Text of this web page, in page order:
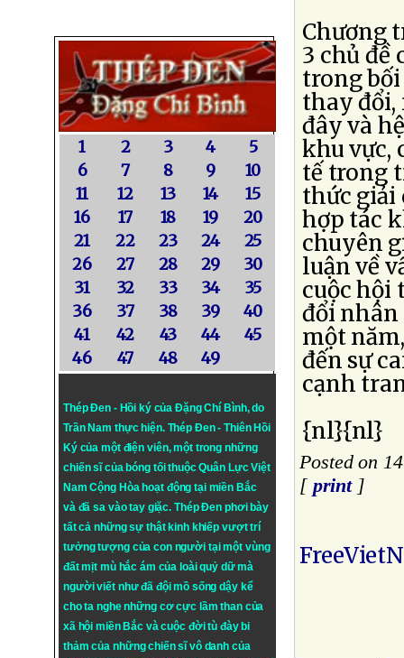
1 2 3 4
5
6
7 8 9
10
11
12 13 14
15
16
17 18 19
20
21
22 23 24
25
26
27 28 29
30
31
32 33 34
35
36
37 38 39
40
41
42 43 44
45
46
47 48 49
Thép Đen - Hồi ký của Đặng Chí Bình, do
Trần Nam thực hiện. Thép Đen- Thiên Hồi
Ký của một điện viên, một trong những
chiến sĩ của bóng tối thuộc Quân Lực Việt
Nam Cộng Hòa hoạt động tại miền Bắc
và đã sa vào tay giặc. Thép Đen phơi bày
tất cả những sự thật kinh khiếp vượt trí
tưởng tượng của con người tại một vùng
đất mịt mù hắc ám của loài quỷ dữ mà
người viết như đã đội mồ sống dậy kể
cho ta nghe những cơ cực lầm than của
xã hội miền Bắc và cuộc đời tù đày bi
thảm của những chiến sĩ vô danh của
Chương
3 chủ đề
trong
thay đổi,
đây và
khu vực,
tế trong
thức giải
hợp tác
chuyên
luận về
cuộc hội
đổi
một
đến sự
cạnh
{nl}{nl}
Posted on
[ print]